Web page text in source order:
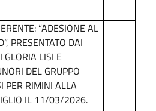
“ADESIONE AL
PRESENTATO DAI
GLORIA LISI E
DEL GRUPPO
PER RIMINI ALLA
IL 11/03/2026.